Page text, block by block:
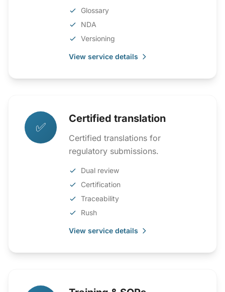
Glossary
NDA
Versioning
View service details
✅
Certified translation
Certified translations for
regulatory submissions.
Dual review
Certification
Traceability
Rush
View service details